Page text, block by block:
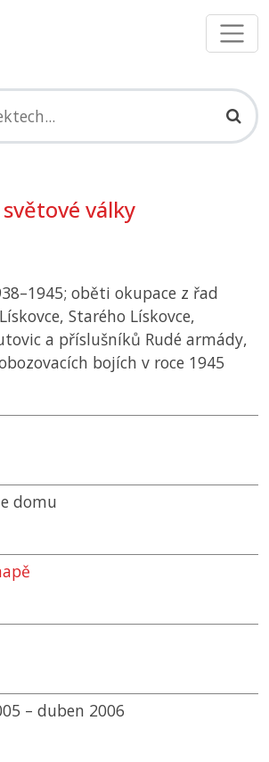
války
oběti okupace z řad
Starého Lískovce,
a příslušníků Rudé armády,
bojích v roce 1945
domu
– duben 2006